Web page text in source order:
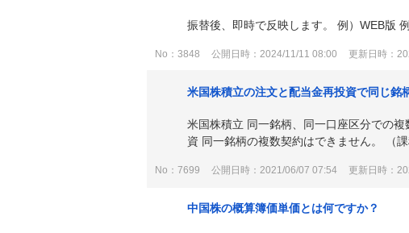
振替後、即時で反映します。 例）WEB版
No：3848 公開日時：2024/11/11 08:00 更新日時：
米国株積立の注文と配当金再投資で同じ銘
米国株積立 同一銘柄、同一口座区分での
資 同一銘柄の複数契約はできません。 （
No：7699 公開日時：2021/06/07 07:54 更新日時：
中国株の概算簿価単価とは何ですか？